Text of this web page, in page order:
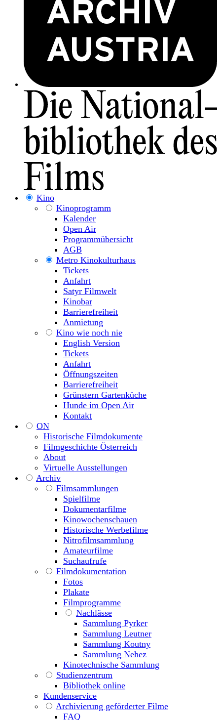
Kino
Kinoprogramm
Kalender
Open Air
Programmübersicht
AGB
Metro Kinokulturhaus
Tickets
Anfahrt
Satyr Filmwelt
Kinobar
Barrierefreiheit
Anmietung
Kino wie noch nie
English Version
Tickets
Anfahrt
Öffnungszeiten
Barrierefreiheit
Grünstern Gartenküche
Hunde im Open Air
Kontakt
ON
Historische Filmdokumente
Filmgeschichte Österreich
About
Virtuelle Ausstellungen
Archiv
Filmsammlungen
Spielfilme
Dokumentarfilme
Kinowochenschauen
Historische Werbefilme
Nitrofilmsammlung
Amateurfilme
Suchaufrufe
Filmdokumentation
Fotos
Plakate
Filmprogramme
Nachlässe
Sammlung Pyrker
Sammlung Leutner
Sammlung Koutny
Sammlung Nehez
Kinotechnische Sammlung
Studienzentrum
Bibliothek online
Kundenservice
Archivierung geförderter Filme
FAQ